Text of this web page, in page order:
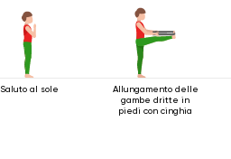
Saluto al sole
Allungamento delle
gambe dritte in
piedi con cinghia